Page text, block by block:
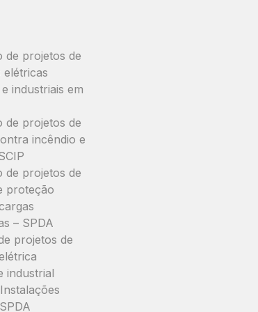
de projetos de
elétricas
industriais em
de projetos de
incêndio e
de projetos de
proteção
– SPDA
projetos de
industrial